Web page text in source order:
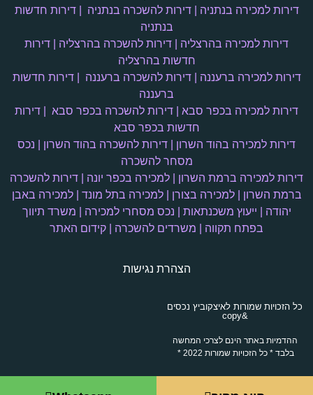
דירות למכירה בנתניה |דירות להשכרה בנתניה |דירות חדשות
בנתניה
דירות למכירה בהרצליה
דירות להשכרה בהרצליה
דירות
חדשות בהרצליה
דירות למכירה ברעננה |דירות להשכרה ברעננה |דירות חדשות
ברעננה
דירות למכירה בכפר סבא
דירות להשכרה בכפר סבא
דירות
חדשות בכפר סבא
דירות למכירה בהוד השרון
דירות להשכרה בהוד השרון
נכס
מסחר להשכרה
דירות למכירה ברמת השרון
למכירה בכפר יונה
דירות להשכרה
ברמת השרון |למכירה בצורן |למכירה בתל מונד |למכירה באבן
יהודה
ייעוץ משכנתאות נכס מסחרי למכירה
משרד תיווך
בפתח תקווה
משרדים להשכרה קידום האתר
הצהרת נגישות
כל הזכויות שמורות לאיצקוביץ נכסים
&copy
ההדמיות באתר הינם לצרכי המחשה
בלבד * כל הזכויות שמורות 2022 *